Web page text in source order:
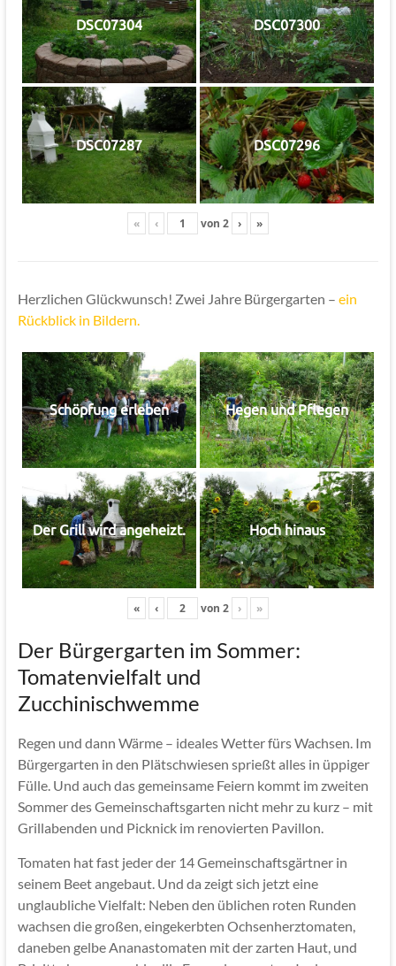
DSC07304 DSC07300
DSC07287 DSC07296
« ‹ von 2 › »
Herzlichen Glückwunsch! Zwei Jahre Bürgergarten – ein
Rückblick in Bildern.
Schöpfung erleben Hegen und Pflegen
Der Grill wird angeheizt. Hoch hinaus
« ‹ von 2 › »
Der Bürgergarten im Sommer:
Tomatenvielfalt und
Zucchinischwemme
Regen und dann Wärme – ideales Wetter fürs Wachsen. Im
Bürgergarten in den Plätschwiesen sprießt alles in üppiger
Fülle. Und auch das gemeinsame Feiern kommt im zweiten
Sommer des Gemeinschaftsgarten nicht mehr zu kurz – mit
Grillabenden und Picknick im renovierten Pavillon.
Tomaten hat fast jeder der 14 Gemeinschaftsgärtner in
seinem Beet angebaut. Und da zeigt sich jetzt eine
unglaubliche Vielfalt: Neben den üblichen roten Runden
wachsen die großen, eingekerbten Ochsenherztomaten,
daneben gelbe Ananastomaten mit der zarten Haut, und